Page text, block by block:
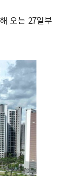
오는 27일부